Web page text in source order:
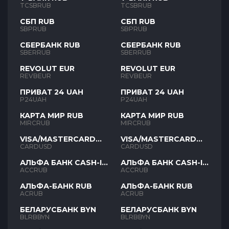
TCSBRUB
СБП RUB
SBPRUB
СБЕРБАНК RUB
SBERRUB
REVOLUT EUR
REVBEUR
ПРИВАТ 24 UAH
P24UAH
КАРТА МИР RUB
MIRCRUB
VISA/MASTERCARD
USD
CARDUSD
АЛЬФА БАНК CASH-IN
RUB
ACCRUB
АЛЬФА-БАНК RUB
ACRUB
БЕЛАРУСБАНК BYN
BLRBBYN
TCSBRUB
СБП RUB
SBPRUB
СБЕРБАНК RUB
SBERRUB
REVOLUT EUR
REVBEUR
ПРИВАТ 24 UAH
P24UAH
КАРТА МИР RUB
MIRCRUB
VISA/MASTERCARD
USD
CARDUSD
АЛЬФА БАНК CASH-IN
RUB
ACCRUB
АЛЬФА-БАНК RUB
ACRUB
БЕЛАРУСБАНК BYN
BLRBBYN